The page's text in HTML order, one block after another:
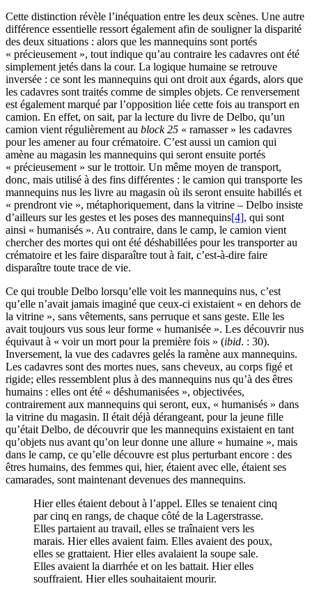
Cette distinction révèle l’inéquation entre les deux scènes. Une autre
différence essentielle ressort également afin de souligner la disparité
des deux situations : alors que les mannequins sont portés
« précieusement », tout indique qu’au contraire les cadavres ont été
simplement jetés dans la cour. La logique humaine se retrouve
inversée : ce sont les mannequins qui ont droit aux égards, alors que
les cadavres sont traités comme de simples objets. Ce renversement
est également marqué par l’opposition liée cette fois au transport en
camion. En effet, on sait, par la lecture du livre de Delbo, qu’un
camion vient régulièrement au block 25 « ramasser » les cadavres
pour les amener au four crématoire. C’est aussi un camion qui
amène au magasin les mannequins qui seront ensuite portés
« précieusement » sur le trottoir. Un même moyen de transport,
donc, mais utilisé à des fins différentes : le camion qui transporte les
mannequins nus les livre au magasin où ils seront ensuite habillés et
« prendront vie », métaphoriquement, dans la vitrine – Delbo insiste
d’ailleurs sur les gestes et les poses des mannequins[4], qui sont
ainsi « humanisés ». Au contraire, dans le camp, le camion vient
chercher des mortes qui ont été déshabillées pour les transporter au
crématoire et les faire disparaître tout à fait, c’est-à-dire faire
disparaître toute trace de vie.
Ce qui trouble Delbo lorsqu’elle voit les mannequins nus, c’est
qu’elle n’avait jamais imaginé que ceux-ci existaient « en dehors de
la vitrine », sans vêtements, sans perruque et sans geste. Elle les
avait toujours vus sous leur forme « humanisée ». Les découvrir nus
équivaut à « voir un mort pour la première fois » (ibid. : 30).
Inversement, la vue des cadavres gelés la ramène aux mannequins.
Les cadavres sont des mortes nues, sans cheveux, au corps figé et
rigide; elles ressemblent plus à des mannequins nus qu’à des êtres
humains : elles ont été « déshumanisées », objectivées,
contrairement aux mannequins qui seront, eux, « humanisés » dans
la vitrine du magasin. Il était déjà dérangeant, pour la jeune fille
qu’était Delbo, de découvrir que les mannequins existaient en tant
qu’objets nus avant qu’on leur donne une allure « humaine », mais
dans le camp, ce qu’elle découvre est plus perturbant encore : des
êtres humains, des femmes qui, hier, étaient avec elle, étaient ses
camarades, sont maintenant devenues des mannequins.
Hier elles étaient debout à l’appel. Elles se tenaient cinq
par cinq en rangs, de chaque côté de la Lagerstrasse.
Elles partaient au travail, elles se traînaient vers les
marais. Hier elles avaient faim. Elles avaient des poux,
elles se grattaient. Hier elles avalaient la soupe sale.
Elles avaient la diarrhée et on les battait. Hier elles
souffraient. Hier elles souhaitaient mourir.